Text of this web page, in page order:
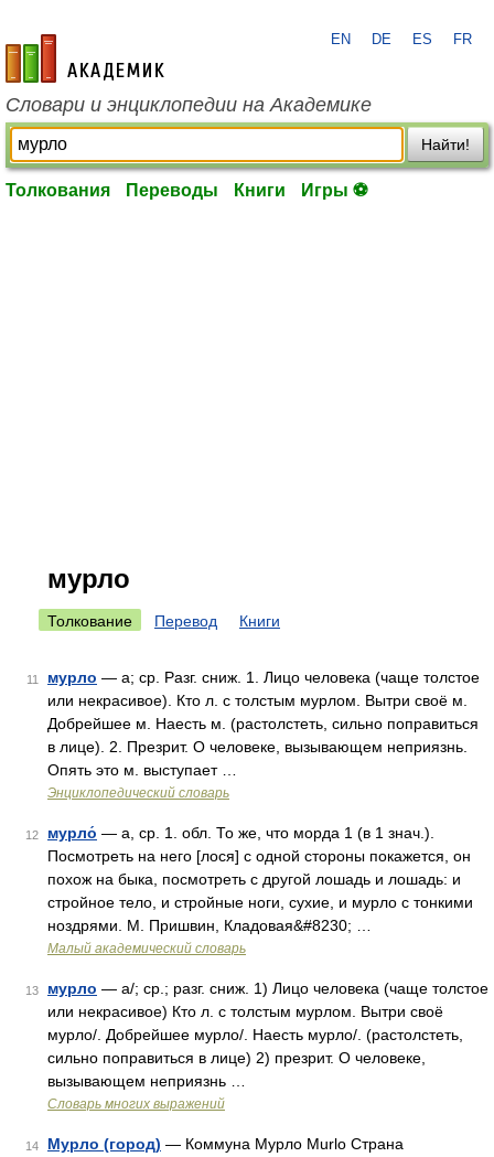
academic.ru
EN DE ES FR
Словари и энциклопедии на Академике
Найти!
Толкования Переводы Книги Игры ⚽
мурло
Толкование Перевод Книги
11 мурло — а; ср. Разг. сниж. 1. Лицо человека (чаще толстое
или некрасивое). Кто л. с толстым мурлом. Вытри своё м.
Добрейшее м. Наесть м. (растолстеть, сильно поправиться
в лице). 2. Презрит. О человеке, вызывающем неприязнь.
Опять это м. выступает …
Энциклопедический словарь
12 мурло́ — а, ср. 1. обл. То же, что морда 1 (в 1 знач.).
Посмотреть на него [лося] с одной стороны покажется, он
похож на быка, посмотреть с другой лошадь и лошадь: и
стройное тело, и стройные ноги, сухие, и мурло с тонкими
ноздрями. М. Пришвин, Кладовая&#8230; …
Малый академический словарь
13 мурло — а/; ср.; разг. сниж. 1) Лицо человека (чаще толстое
или некрасивое) Кто л. с толстым мурлом. Вытри своё
мурло/. Добрейшее мурло/. Наесть мурло/. (растолстеть,
сильно поправиться в лице) 2) презрит. О человеке,
вызывающем неприязнь …
Словарь многих выражений
14 Мурло (город) — Коммуна Мурло Murlo Страна